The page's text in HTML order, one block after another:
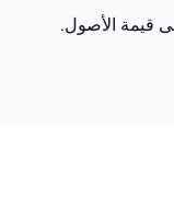
قيمة الأصول.